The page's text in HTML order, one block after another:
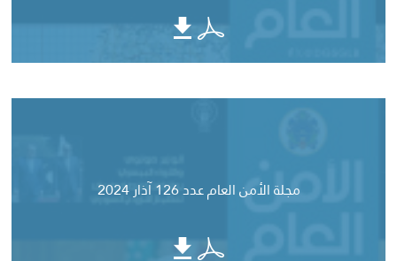
مجلة الأمن العام عدد 126 آذار 2024